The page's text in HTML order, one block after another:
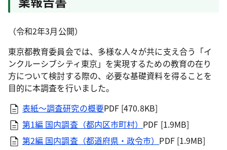
（令和2年3月公開）
東京都教育委員会では、多様な人々が共に支え合う「イ
ンクルーシブシティ東京」を実現するための教育の在り
方について検討する際の、必要な基礎資料を得ることを
目的に本調査を行いました。
表紙～調査研究の概要PDF [470.8KB]
第1編 国内調査（都内区市町村） PDF [1.9MB]
第2編 国内調査（都道府県・政令市） PDF [1.9MB]